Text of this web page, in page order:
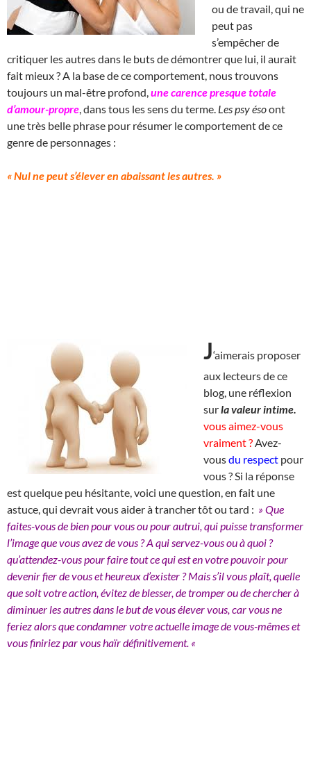
ou de travail, qui ne
peut pas
s’empêcher de
critiquer les autres dans le buts de démontrer que lui, il aurait
fait mieux ? A la base de ce comportement, nous trouvons
toujours un mal-être profond, une carence presque totale
d’amour-propre , dans tous les sens du terme. Les psy ésoont
une très belle phrase pour résumer le comportement de ce
genre de personnages :
« Nul ne peut s’élever en abaissant les autres. »
J‘aimerais proposer
aux lecteurs de ce
blog, une réflexion
surla valeur intime.
vous aimez-vous
vraiment ? Avez-
vousdu respect pour
vous ? Si la réponse
est quelque peu hésitante, voici une question, en fait une
astuce, qui devrait vous aider à trancher tôt ou tard : » Que
faites-vous de bien pour vous ou pour autrui, qui puisse transformer
l’image que vous avez de vous ? A qui servez-vous ou à quoi ?
qu’attendez-vous pour faire tout ce qui est en votre pouvoir pour
devenir fier de vous et heureux d’exister ? Mais s’il vous plaît, quelle
que soit votre action, évitez de blesser, de tromper ou de chercher à
diminuer les autres dans le but de vous élever vous, car vous ne
feriez alors que condamner votre actuelle image de vous-mêmes et
vous finiriez par vous haïr définitivement. «